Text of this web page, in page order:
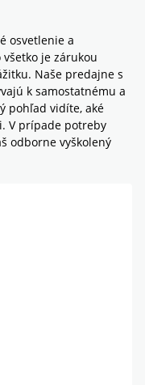
osvetlenie a
je zárukou
Naše predajne s
k samostatnému a
pohľad vidíte, aké
V prípade potreby
odborne vyškolený